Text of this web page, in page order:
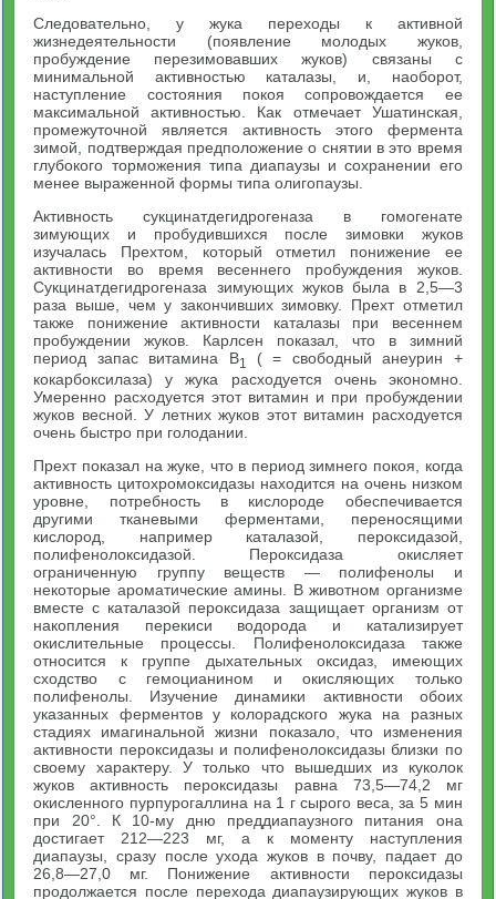
Следовательно, у жука переходы к активной
жизнедеятельности (появление молодых жуков,
пробуждение перезимовавших жуков) связаны с
минимальной активностью каталазы, и, наоборот,
наступление состояния покоя сопровождается ее
максимальной активностью. Как отмечает Ушатинская,
промежуточной является активность этого фермента
зимой, подтверждая предположение о снятии в это время
глубокого торможения типа диапаузы и сохранении его
менее выраженной формы типа олигопаузы.
Активность сукцинатдегидрогеназа в гомогенате
зимующих и пробудившихся после зимовки жуков
изучалась Прехтом, который отметил понижение ее
активности во время весеннего пробуждения жуков.
Сукцинатдегидрогеназа зимующих жуков была в 2,5—3
раза выше, чем у закончивших зимовку. Прехт отметил
также понижение активности каталазы при весеннем
пробуждении жуков. Карлсен показал, что в зимний
период запас витамина B1
( = свободный анеурин +
кокарбоксилаза) у жука расходуется очень экономно.
Умеренно расходуется этот витамин и при пробуждении
жуков весной. У летних жуков этот витамин расходуется
очень быстро при голодании.
Прехт показал на жуке, что в период зимнего покоя, когда
активность цитохромоксидазы находится на очень низком
уровне, потребность в кислороде обеспечивается
другими тканевыми ферментами, переносящими
кислород, например каталазой, пероксидазой,
полифенолоксидазой. Пероксидаза окисляет
ограниченную группу веществ — полифенолы и
некоторые ароматические амины. В животном организме
вместе с каталазой пероксидаза защищает организм от
накопления перекиси водорода и катализирует
окислительные процессы. Полифенолоксидаза также
относится к группе дыхательных оксидаз, имеющих
сходство с гемоцианином и окисляющих только
полифенолы. Изучение динамики активности обоих
указанных ферментов у колорадского жука на разных
стадиях имагинальной жизни показало, что изменения
активности пероксидазы и полифенолоксидазы близки по
своему характеру. У только что вышедших из куколок
жуков активность пероксидазы равна 73,5—74,2 мг
окисленного пурпурогаллина на 1 г сырого веса, за 5 мин
при 20°. К 10-му дню преддиапаузного питания она
достигает 212—223 мг, а к моменту наступления
диапаузы, сразу после ухода жуков в почву, падает до
26,8—27,0 мг. Понижение активности пероксидазы
продолжается после перехода диапаузирующих жуков в